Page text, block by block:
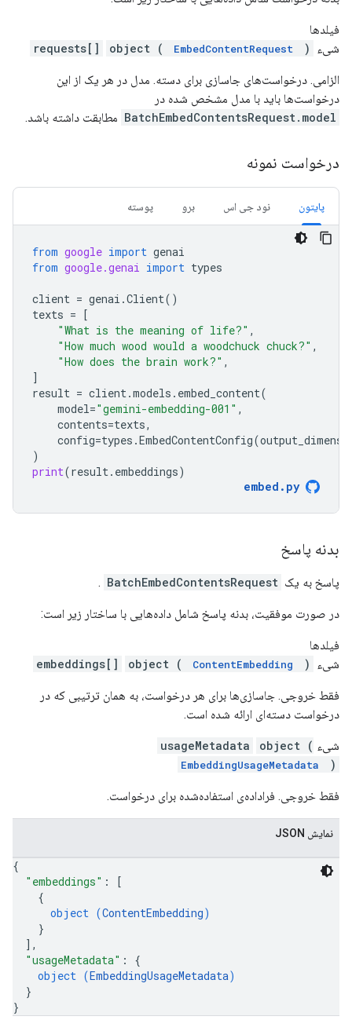
فیلدها
شیء
requests[] object ( EmbedContentRequest )
الزامی. درخواست‌های جاسازی برای دسته. مدل در هر یک از این
درخواست‌ها باید با مدل مشخص شده در
BatchEmbedContentsRequest.model مطابقت داشته باشد.
درخواست نمونه
پایتون نود جی اس برو پوسته
from google import genai
from google.genai import types
client = genai .Client()
texts = [
"What is the meaning of life?" ,
"How much wood would a woodchuck chuck?" ,
"How does the brain work?" ,
]
result = client.models . embed_content(
model="gemini-embedding-001" ,
contents=texts,
config=types .EmbedContentConfig(
)
print(result. embeddings)
embed . py
بدنه پاسخ
پاسخ به یک BatchEmbedContentsRequest
.
در صورت موفقیت، بدنه پاسخ شامل داده‌هایی با ساختار زیر است:
فیلدها
شیء
embeddings[] object ( ContentEmbedding )
فقط خروجی. جاسازی‌ها برای هر درخواست، به همان ترتیبی که در
درخواست دسته‌ای ارائه شده است.
شیء usageMetadata object (
EmbeddingUsageMetadata )
فقط خروجی. فراداده‌ی استفاده‌شده برای درخواست.
نمایش JSON
{
"embeddings" :
[
{
object (ContentEmbedding)
}
] ,
"usageMetadata" : {
object (EmbeddingUsageMetadata)
}
}